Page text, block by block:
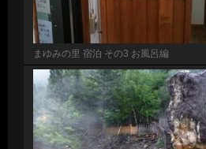
まゆみの里 宿泊 その3 お風呂編